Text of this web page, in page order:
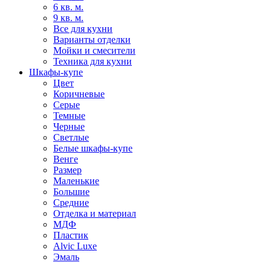
6 кв. м.
9 кв. м.
Все для кухни
Варианты отделки
Мойки и смесители
Техника для кухни
Шкафы-купе
Цвет
Коричневые
Серые
Темные
Черные
Светлые
Белые шкафы-купе
Венге
Размер
Маленькие
Большие
Средние
Отделка и материал
МДФ
Пластик
Alvic Luxe
Эмаль